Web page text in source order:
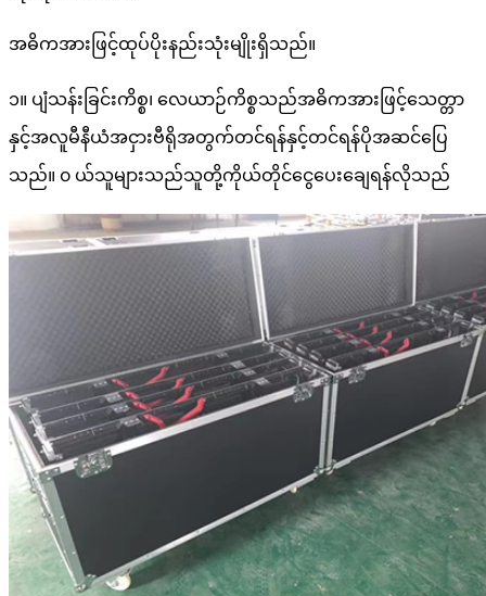
အဓိကအားဖြင့်ထုပ်ပိုးနည်းသုံးမျိုးရှိသည်။
၁။ ပျံသန်းခြင်းကိစ္စ၊ လေယာဉ်ကိစ္စသည်အဓိကအားဖြင့်သေတ္တာ
နှင့်အလူမီနီယံအငှားဗီရိုအတွက်တင်ရန်နှင့်တင်ရန်ပိုအဆင်ပြေ
သည်။ ၀ ယ်သူများသည်သူတို့ကိုယ်တိုင်ငွေပေးချေရန်လိုသည်